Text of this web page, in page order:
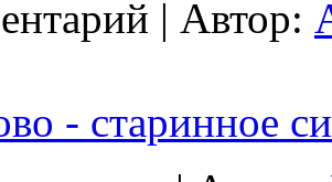
| Автор:
- старинное